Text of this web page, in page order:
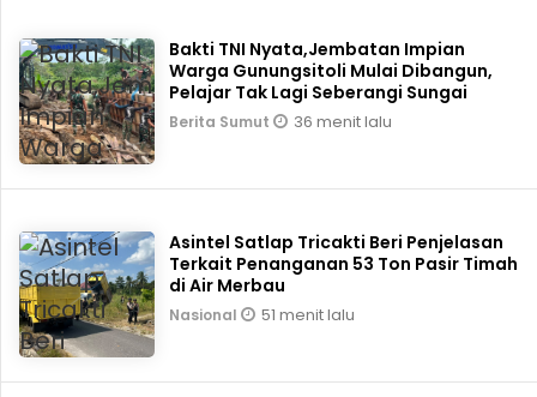
Bakti TNI Nyata,Jembatan Impian
Warga Gunungsitoli Mulai Dibangun,
Pelajar Tak Lagi Seberangi Sungai
Berita Sumut 36 menit lalu
Asintel Satlap Tricakti Beri Penjelasan
Terkait Penanganan 53 Ton Pasir Timah
di Air Merbau
Nasional 51 menit lalu